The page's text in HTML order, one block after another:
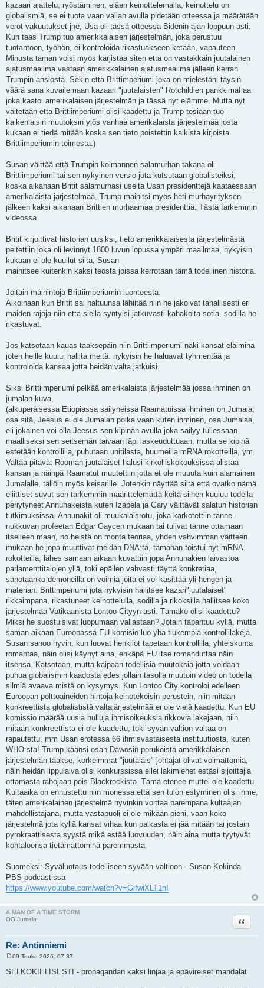
kazaari ajattelu, ryöstäminen, eläen keinottelemalla, keinottelu on
globalismiä, se ei tuota vaan vallan avulla pidetään otteessa ja määrätään
verot vakuutukset jne, Usa oli tässä otteessa Bidenin ajan loppuun asti.
Kun taas Trump tuo amerikkalaisen järjestelmän, joka perustuu
tuotantoon, työhön, ei kontroloida rikastuakseen ketään, vapauteen.
Minusta tämän voisi myös kärjistää siten että on vastakkain juutalainen
ajatusmaailma vastaan amerikkalainen ajatusmaailma jälleen kerran
Trumpin ansiosta. Sekin että Brittimperiumi joka on mielestäni täysin
väärä sana kuvailemaan kazaari "juutalaisten" Rotchildien pankkimafiaa
joka kaatoi amerikalaisen järjestelmän ja tässä nyt elämme. Mutta nyt
väitetään että Brittiimperiumi olisi kaadettu ja Trump tosiaan tuo
kaikenlaisin muutoksin ylös vanhaa amerikalaista järjestelmää josta
kukaan ei tiedä mitään koska sen tieto poistettin kaikista kirjoista
Brittiimperiumin toimesta.)
Susan väittää että Trumpin kolmannen salamurhan takana oli
Brittiimperiumi tai sen nykyinen versio jota kutsutaan globalisteiksi,
koska aikanaan Britit salamurhasi useita Usan presidenttejä kaataessaan
amerikalaista järjestelmää, Trump mainitsi myös heti murhayrityksen
jälkeen kaksi aikanaan Brittien murhaamaa presidenttiä. Tästä tarkemmin
videossa.
Britit kirjoittivat historian uusiksi, tieto amerikkalaisesta järjestelmästä
peitettiin joka oli levinnyt 1800 luvun lopussa ympäri maailmaa, nykyisin
kukaan ei ole kuullut siitä, Susan
mainitsee kuitenkin kaksi teosta joissa kerrotaan tämä todellinen historia.
Joitain mainintoja Brittiimperiumin luonteesta.
Aikoinaan kun Britit sai haltuunsa lähiitää niin he jakoivat tahallisesti eri
maiden rajoja niin että siellä syntyisi jatkuvasti kahakoita sotia, sodilla he
rikastuvat.
Jos katsotaan kauas taaksepäin niin Brittiimperiumi näki kansat eläiminä
joten heille kuului hallita meitä. nykyisin he haluavat tyhmentää ja
kontroloida kansaa jotta heidän valta jatkuisi.
Siksi Brittiimperiumi pelkää amerikalaista järjestelmää jossa ihminen on
jumalan kuva,
(alkuperäisessä Etiopiassa säilyneissä Raamatuissa ihminen on Jumala,
osa sitä, Jeesus ei ole Jumalan poika vaan kuten ihminen, osa Jumalaa,
eli jokainen voi olla Jeesus sen kipinän avulla joka säilyy tullessaan
maalliseksi sen seitsemän taivaan läpi laskeuduttuaan, mutta se kipinä
estetään kontrollilla, puhutaan unitilasta, huumeilla mRNA rokotteilla, ym.
Valtaa pitävät Rooman juutalaiset halusi kirkolliskokouksissa alistaa
kansan ja näinpä Raamatut muutettiin jotta et ole muuuta kuin alamainen
Jumalalle, tällöin myös keisarille. Jotenkin näyttää siltä että ovatko nämä
eliittiset suvut sen tarkemmin määrittelemättä keitä siihen kuuluu todella
periytyneet Annunakeista kuten Izabela ja Gary väittävät salatun historian
tutkimuksissa. Annunakit oli muukalaisrotu, joka karkotettiin tänne
nukkuvan profeetan Edgar Gaycen mukaan tai tulivat tänne ottamaan
itselleen maan, no heistä on monta teoriaa, yhden vahvimman väitteen
mukaan he jopa muuttivat meidän DNA:ta, tämähän toistui nyt mRNA
rokotteilla, lähes samaan aikaan kuvattiin jopa Annunakien laivastoa
parlamenttitalojen yllä, toki epäilen vahvasti täyttä konkretiaa,
sanotaanko demoneilla on voimia joita ei voi käsittää yli hengen ja
materian. Brittimperiumi jota nykyisin hallitsee kazari"juutalaiset"
rikkaimpana, rikastuneet keinottelulla, sodilla ja rikoksilla hallitsee koko
järjestelmää Vatikaanista Lontoo Cityyn asti. Tämäkö olisi kaadettu?
Miksi he suostuisivat luopumaan vallastaan? Jotain tapahtuu kyllä, mutta
saman aikaan Euroopassa EU komisio luo yhä tiukempia kontrollilakeja.
Susan sanoo hyvin, kun luovat henkilöt tapetaan kontrollilla, yhteiskunta
romahtaa, näin olisi käynyt aina, ehkäpä EU itse romahduttaa näin
itsensä. Katsotaan, mutta kaipaan todellisia muutoksia jotta voidaan
puhua globalismin kaadosta edes jollain tasolla muutoin video on todella
silmiä avaava mistä on kysymys. Kun Lontoo City kontroloi edelleen
Euroopan polttoaineiden hintoja keinotekoisin perustein, niin mitään
konkreettista globalististä valtajärjestelmää ei ole vielä kaadettu. Kun EU
komissio määrää uusia hulluja ihmisoikeuksia rikkovia lakejaan, niin
mitään konkreettista ei ole kaadettu, toki syvän valtion valtaa on
rapautettu, mm Usan erotessa 66 ihmisvastaisesta instituutiosta, kuten
WHO:sta! Trump käänsi osan Dawosin porukoista amerikkalaisen
järjestelmän taakse, korkeimmat "juutalais" johtajat olivat voimattomia,
näin heidän lippulaiva olisi konkurssissa ellei lakimiehet estäsi sijoittajia
ottamasta rahojaan pois Blackrockista. Tämä etenee muttei ole kaadettu.
Kultaaika on ennustettu niin monessa että sen tulon estyminen olisi ihme,
täten amerikalainen järjestelmä hyvinkin voittaa parempana kultaajan
mahdollistajana, mutta vastapuoli ei ole mikään pieni, vaan koko
järjestelmä jota kyllä kansat vihaa kun palkasta ei jää mitään tai jostain
pyrokraattisesta syystä mikä estää luovuuden, näin aina mutta tyytyvät
kohtaloonsa tietämättöminä paremmasta.
Suomeksi: Syväluotaus todelliseen syvään valtioon - Susan Kokinda
PBS podcastissa
https://www.youtube.com/watch?v=GifwiXLT1nI
A MAN OF A TIME STORM
OG Jumala
Re: Antinniemi
Lainaa
i
e
09 Touko 2026, 07:37
SELKOKIELISESTI - propagandan kaksi linjaa ja epävireiset mandalat